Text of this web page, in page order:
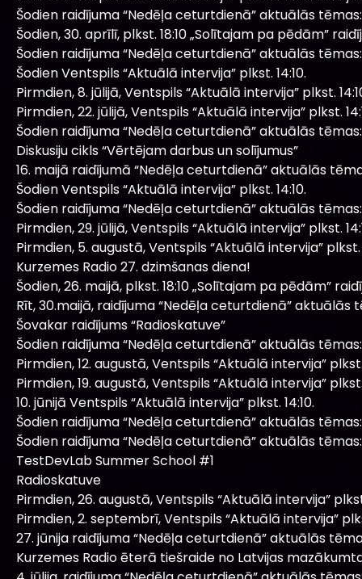
Šodien raidījuma “Nedēļa ceturtdienā” aktuālās tēmas:
Šodien, 30. aprīlī, plkst. 18:10 „Solītajam pa pēdām”
Šodien raidījuma “Nedēļa ceturtdienā” aktuālās tēmas:
Šodien Ventspils “Aktuālā intervija” plkst. 14:10.
Pirmdien, 8. jūlijā, Ventspils “Aktuālā intervija” plkst.
Pirmdien, 22. jūlijā, Ventspils “Aktuālā intervija” plkst.
Šodien raidījuma “Nedēļa ceturtdienā” aktuālās tēmas:
Diskusiju cikls “Vērtējam darbus un solījumus”
16. maijā raidījumā “Nedēļa ceturtdienā” aktuālās
Šodien Ventspils “Aktuālā intervija” plkst. 14:10.
Šodien raidījuma “Nedēļa ceturtdienā” aktuālās tēmas:
Pirmdien, 29. jūlijā, Ventspils “Aktuālā intervija” plkst.
Pirmdien, 5. augustā, Ventspils “Aktuālā intervija” plkst.
Kurzemes Radio 27. dzimšanas diena!
Šodien, 26. maijā, plkst. 18:10 „Solītajam pa pēdām”
Rīt, 30.maijā, raidījuma “Nedēļa ceturtdienā” aktuālās
Šovakar raidījums “Radioskatuve”
Šodien raidījuma “Nedēļa ceturtdienā” aktuālās tēmas:
Pirmdien, 12. augustā, Ventspils “Aktuālā intervija” plkst.
Pirmdien, 19. augustā, Ventspils “Aktuālā intervija” plkst.
10. jūnijā Ventspils “Aktuālā intervija” plkst. 14:10.
Šodien raidījuma “Nedēļa ceturtdienā” aktuālās tēmas:
Šodien raidījuma “Nedēļa ceturtdienā” aktuālās tēmas:
TestDevLab Summer School #1
Radioskatuve
Pirmdien, 26. augustā, Ventspils “Aktuālā intervija”
Pirmdien, 2. septembrī, Ventspils “Aktuālā intervija”
27. jūnija raidījuma “Nedēļa ceturtdienā” aktuālās
Kurzemes Radio ēterā tiešraide no Latvijas